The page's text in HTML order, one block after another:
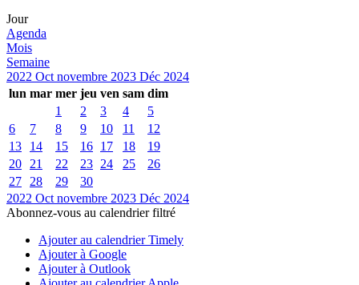
Jour
Agenda
Mois
Semaine
2022 Oct novembre 2023 Déc 2024
lun mar mer jeu ven sam dim
1
2 3 4
5
6
7 8 9 10 11
12
13
14 15 16 17 18
19
20
21 22 23 24 25
26
27
28 29
30
2022 Oct novembre 2023 Déc 2024
Abonnez-vous au calendrier filtré
Ajouter au calendrier Timely
Ajouter à Google
Ajouter à Outlook